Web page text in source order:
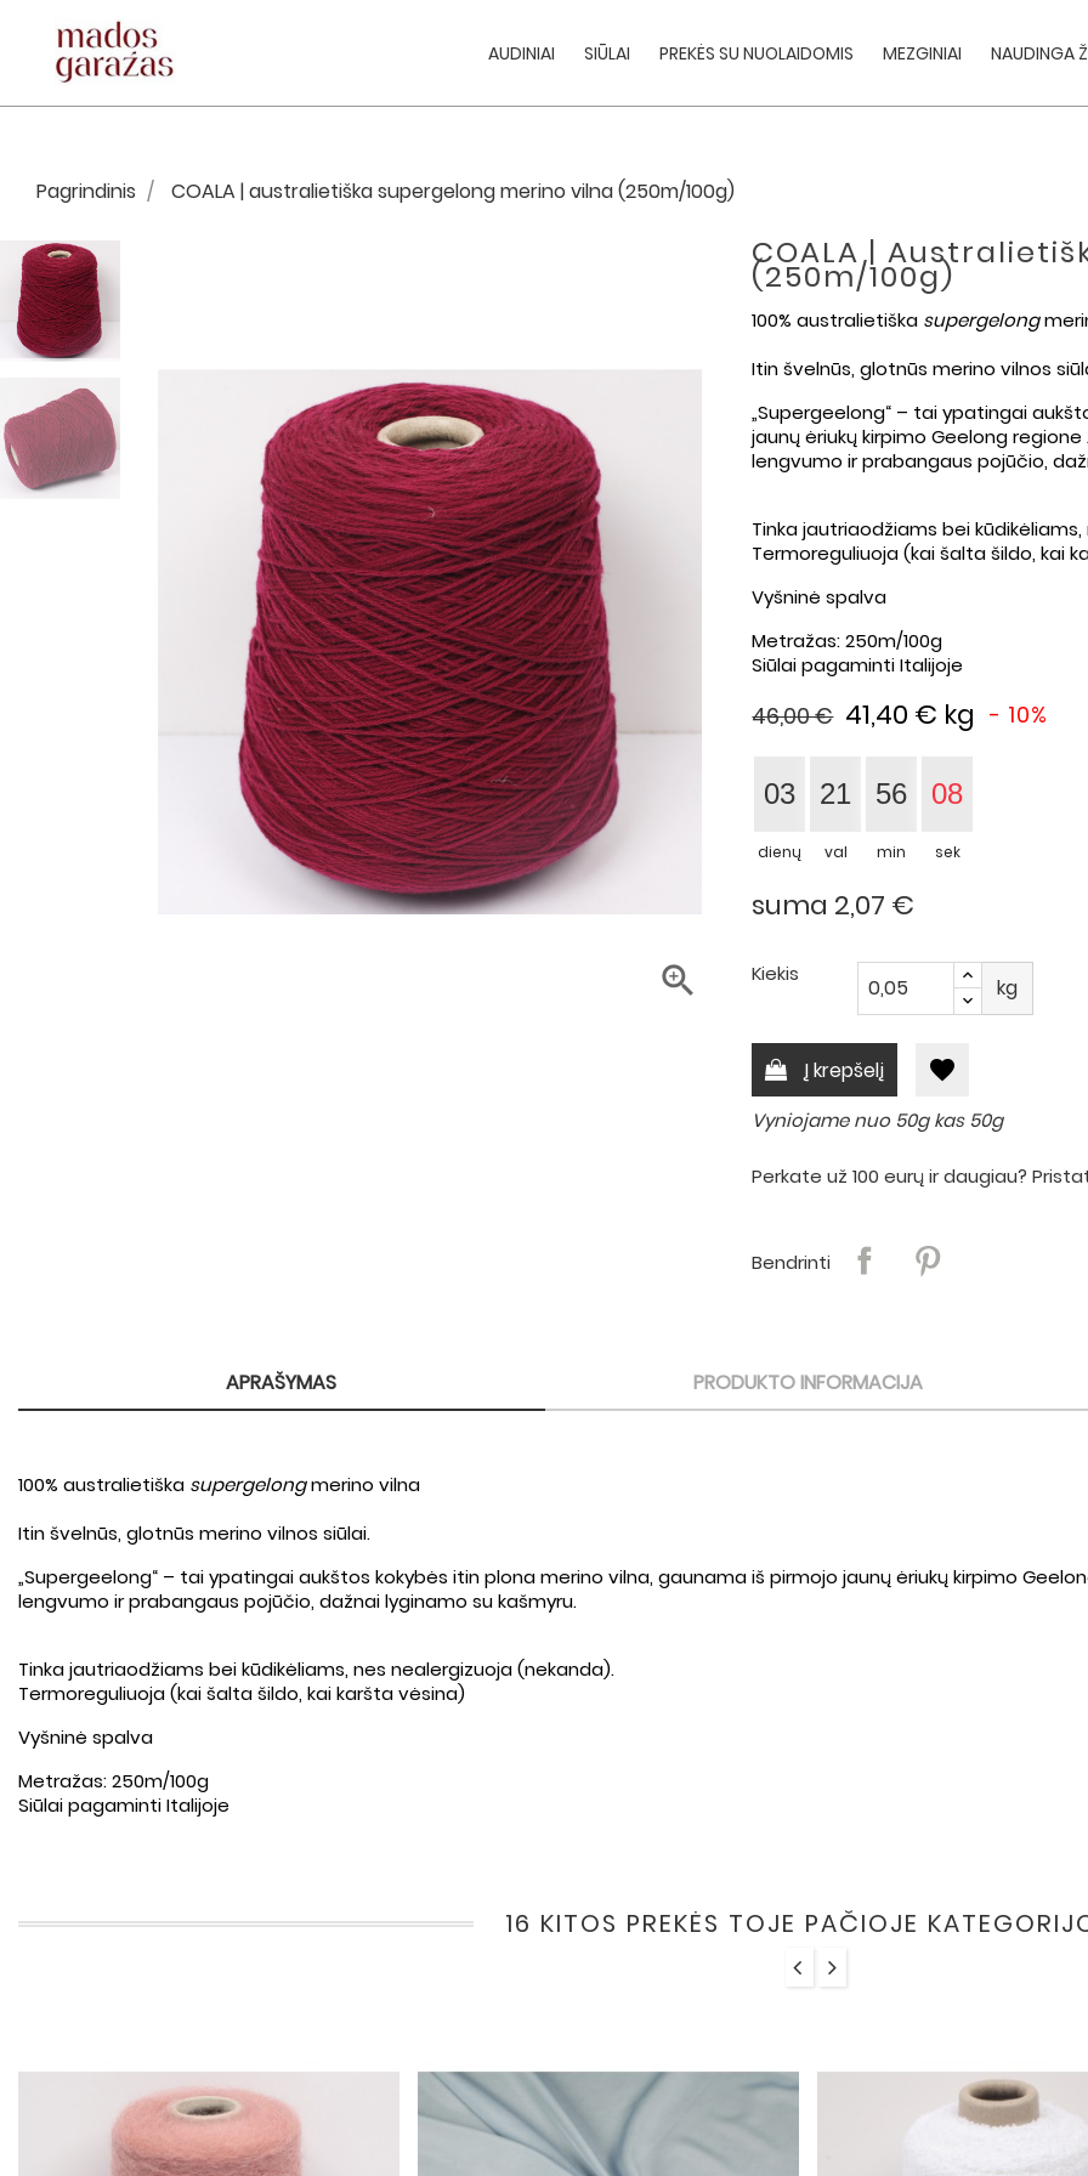
AUDINIAI SIŪLAI PREKĖS SU NUOLAIDOMIS MEZGINIAI NAUDINGA
Pagrindinis COALA | australietiška supergelong merino vilna (250m/100g)

COALA |
(250m/100g)
100% australietiška supergelong
Itin švelnūs, glotnūs merino vilnos
„Supergeelong“ – tai ypatingai
jaunų ėriukų kirpimo Geelong
lengvumo ir prabangaus pojūčio,
Tinka jautriaodžiams bei
Termoreguliuoja (kai šalta šildo, kai
Vyšninė spalva
Metražas: 250m/100g
Siūlai pagaminti Italijoje
41,40 € kg - 10%
46,00 €
03
dienų
21
val
56
min
07
sek
suma 2,07 €
Kiekis
kg
Į krepšelį favorite
Vyniojame nuo 50g kas 50g
Perkate už 100 eurų ir daugiau?
Bendrinti
APRAŠYMAS PRODUKTO INFORMACIJA
100% australietiška supergelongmerino vilna
Itin švelnūs, glotnūs merino vilnos siūlai.
„Supergeelong“ – tai ypatingai aukštos kokybės itin plona merino vilna, gaunama iš pirmojo jaunų ėriukų kirpimo
lengvumo ir prabangaus pojūčio, dažnai lyginamo su kašmyru.
Tinka jautriaodžiams bei kūdikėliams, nes nealergizuoja (nekanda).
Termoreguliuoja (kai šalta šildo, kai karšta vėsina)
Vyšninė spalva
Metražas: 250m/100g
Siūlai pagaminti Italijoje
16 KITOS PREKĖS TOJE PAČIOJE